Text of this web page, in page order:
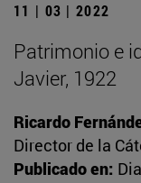
11 | 03 | 2022
Patrimonio e
Javier, 1922
Ricardo
Director de la
Publicado en: